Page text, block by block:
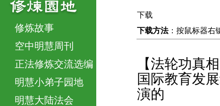
修炼故事
空中明慧周刊
正法修炼交流选编
明慧小弟子园地
明慧大陆法会
下载
下载方法：按鼠标器右
【法轮功真
国际教育发
演的